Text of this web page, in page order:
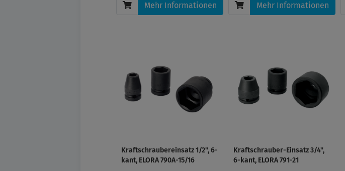
Mehr Informationen Mehr Informationen
Kraftschraubereinsatz 1/2", 6-
kant, ELORA 790A-15/16
Kraftschrauber-Einsatz 3/4",
6-kant, ELORA 791-21